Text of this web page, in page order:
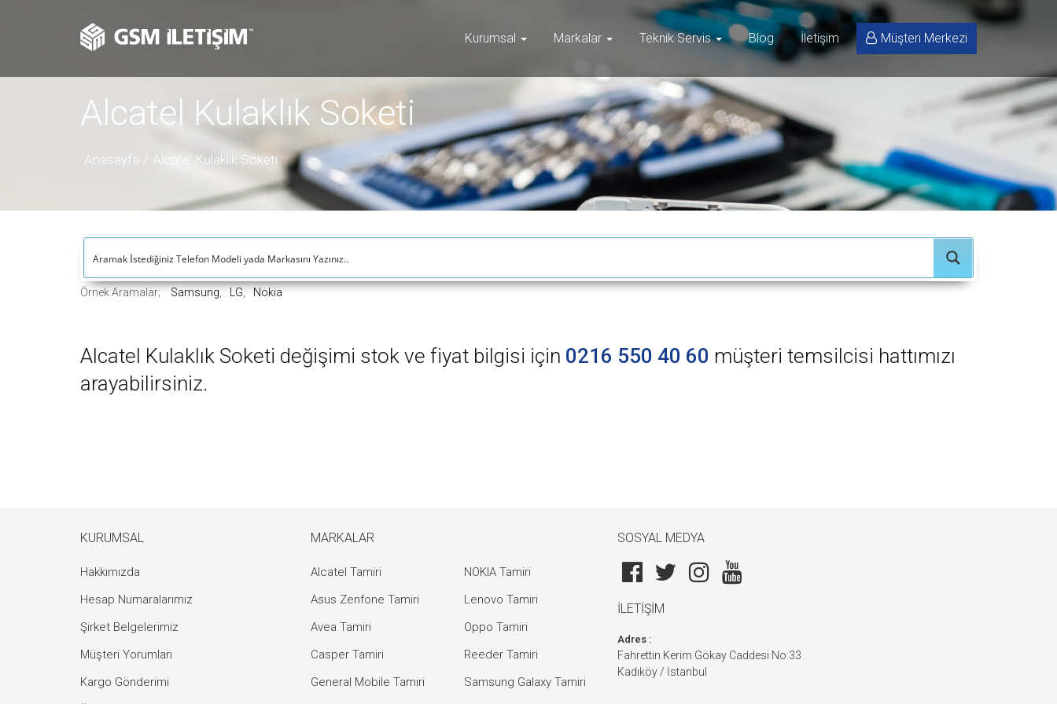
Kurumsal Markalar Teknik Servis Blog İletişim Müşteri Merkezi
Alcatel Kulaklık Soketi
Anasayfa Alcatel Kulaklık Soketi
Örnek Aramalar; Samsung LG Nokia
Alcatel Kulaklık Soketi değişimi stok ve fiyat bilgisi için 0216 550 40 60 müşteri temsilcisi hattımızı
arayabilirsiniz.
KURUMSAL
Hakkımızda
Hesap Numaralarımız
Şirket Belgelerimiz
Müşteri Yorumları
Kargo Gönderimi
MARKALAR
Alcatel Tamiri
Asus Zenfone Tamiri
Avea Tamiri
Casper Tamiri
General Mobile Tamiri
NOKIA Tamiri
Lenovo Tamiri
Oppo Tamiri
Reeder Tamiri
Samsung Galaxy Tamiri
SOSYAL MEDYA
İLETİŞİM
Adres :
Fahrettin Kerim Gökay Caddesi No:33
Kadıköy / İstanbul